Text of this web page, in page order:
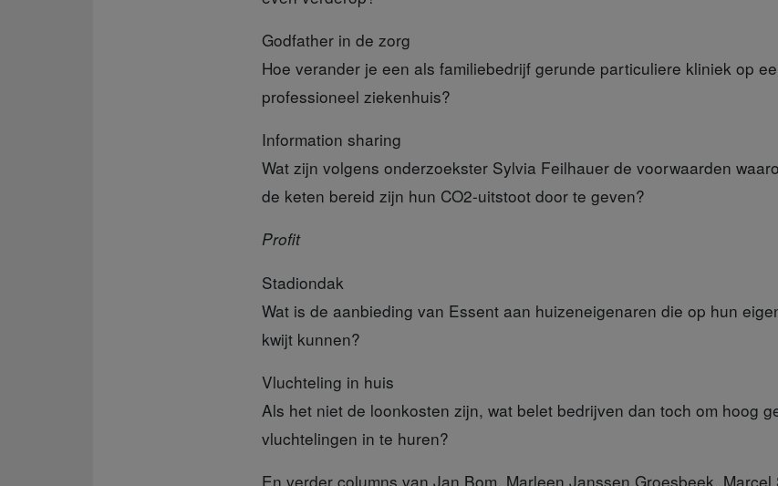
Godfather in de zorg
Hoe verander je een als familiebedrijf gerunde particuliere kliniek op
professioneel ziekenhuis?
Information sharing
Wat zijn volgens onderzoekster Sylvia Feilhauer de voorwaarden
de keten bereid zijn hun CO2-uitstoot door te geven?
Profit
Stadiondak
Wat is de aanbieding van Essent aan huizeneigenaren die op hun
kwijt kunnen?
Vluchteling in huis
Als het niet de loonkosten zijn, wat belet bedrijven dan toch om hoog
vluchtelingen in te huren?
En verder columns van Jan Bom, Marleen Janssen Groesbeek,